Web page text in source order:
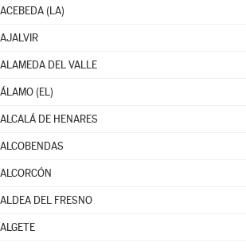
ACEBEDA (LA)
AJALVIR
ALAMEDA DEL VALLE
ÁLAMO (EL)
ALCALÁ DE HENARES
ALCOBENDAS
ALCORCÓN
ALDEA DEL FRESNO
ALGETE